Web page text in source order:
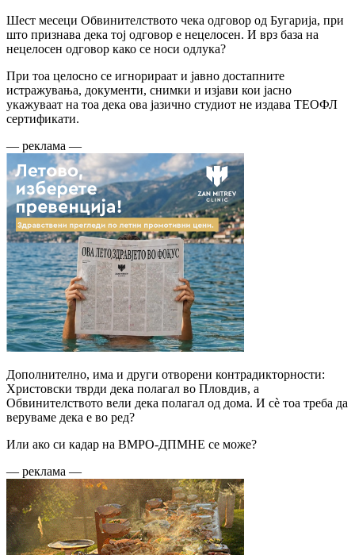
Шест месеци Обвинителството чека одговор од Бугарија, при
што признава дека тој одговор е нецелосен. И врз база на
нецелосен одговор како се носи одлука?
При тоа целосно се игнорираат и јавно достапните
истражувања, документи, снимки и изјави кои јасно
укажуваат на тоа дека ова јазично студиот не издава ТЕОФЛ
сертификати.
— реклама —
Дополнително, има и други отворени контрадикторности:
Христовски тврди дека полагал во Пловдив, а
Обвинителството вели дека полагал од дома. И сè тоа треба да
веруваме дека е во ред?
Или ако си кадар на ВМРО-ДПМНЕ се може?
— реклама —